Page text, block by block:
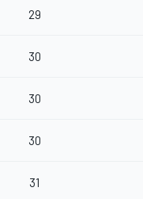
29
30
30
30
31